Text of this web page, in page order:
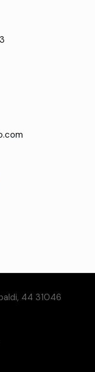
44 31046